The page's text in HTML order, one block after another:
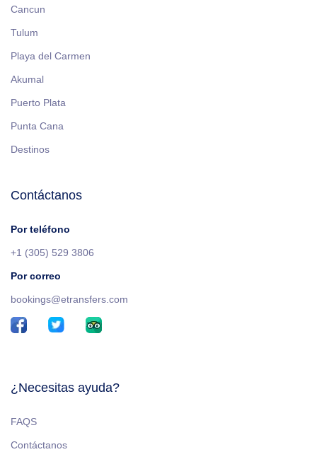
Cancun
Tulum
Playa del Carmen
Akumal
Puerto Plata
Punta Cana
Destinos
Contáctanos
Por teléfono
+1 (305) 529 3806
Por correo
bookings@etransfers.com
¿Necesitas ayuda?
FAQS
Contáctanos